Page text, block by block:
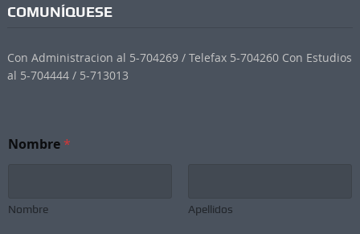
COMUNÍQUESE
Con Administracion al 5-704269 / Telefax 5-704260 Con Estudios
al 5-704444 / 5-713013
Nombre*
Nombre Apellidos